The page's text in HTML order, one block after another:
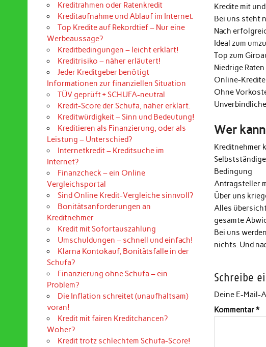
Kredite mit
Bei uns steht
Nach
Ideal zum
Top zum
Niedrige
Online-
Ohne
Wer
Kreditnehmer
Bedingung
Antragsteller
Über uns
Alles
gesamte
Bei uns
nichts. Und
Schreibe
Deine E-Mail-
Kommentar*
Kreditrahmen oder Ratenkredit
Kreditaufnahme und Ablauf im Internet.
Top Kredite auf Rekordtief – Nur eine
Werbeaussage?
Kreditbedingungen – leicht erklärt!
Kreditrisiko – näher erläutert!
Jeder Kreditgeber benötigt
Informationen zur finanziellen Situation
TÜV geprüft + SCHUFA-neutral
Kredit-Score der Schufa, näher erklärt.
Kreditwürdigkeit – Sinn und Bedeutung!
Kreditieren als Finanzierung, oder als
Leistung – Unterschied?
Internetkredit – Kreditsuche im
Internet?
Finanzcheck – ein Online
Vergleichsportal
Sind Online Kredit-Vergleiche sinnvoll?
Bonitätsanforderungen an
Kreditnehmer
Kredit mit Sofortauszahlung
Umschuldungen – schnell und einfach!
Klarna Kontokauf, Bonitätsfalle in der
Schufa?
Finanzierung ohne Schufa – ein
Problem?
Die Inflation schreitet (unaufhaltsam)
voran!
Kredit mit fairen Kreditchancen?
Woher?
Kredit trotz schlechtem Schufa-Score!